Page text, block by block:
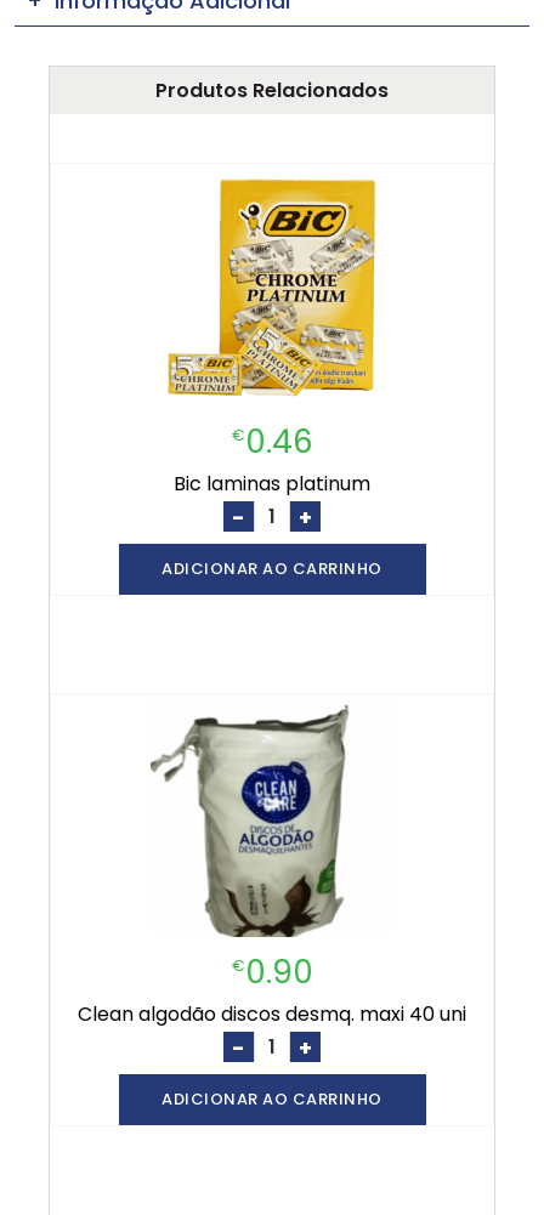
Produtos Relacionados
€0.46
bic laminas platinum
- +
ADICIONAR AO CARRINHO
€0.90
clean algodão discos desmq. maxi 40 uni
- +
ADICIONAR AO CARRINHO